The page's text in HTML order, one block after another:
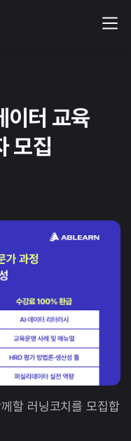
이터 교육
모집
할 러닝코치를 모집합